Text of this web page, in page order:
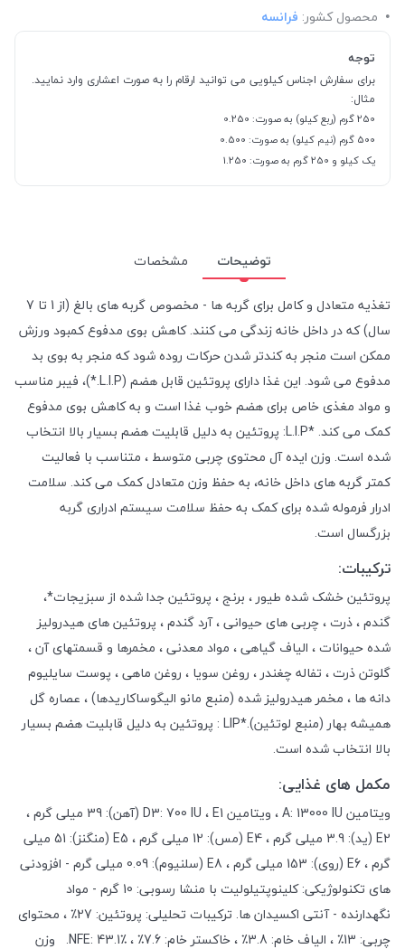
محصول کشور: فرانسه
توجه
برای سفارش اجناس کیلویی می توانید ارقام را به صورت اعشاری وارد نمایید.
مثال:
250 گرم (ربع کیلو) به صورت: 0.250
500 گرم (نیم کیلو) به صورت: 0.500
یک کیلو و 250 گرم به صورت: 1.250
توضیحات
مشخصات
تغذیه متعادل و کامل برای گربه ها - مخصوص گربه های بالغ (از 1 تا 7
سال) که در داخل خانه زندگی می کنند. کاهش بوی مدفوع کمبود ورزش
ممکن است منجر به کندتر شدن حرکات روده شود که منجر به بوی بد
مدفوع می شود. این غذا دارای پروتئین قابل هضم (L.I.P.*)، فیبر مناسب
و مواد مغذی خاص برای هضم خوب غذا است و به کاهش بوی مدفوع
کمک می کند. *L.I.P: پروتئین به دلیل قابلیت هضم بسیار بالا انتخاب
شده است. وزن ایده آل محتوی چربی متوسط ، متناسب با فعالیت
کمتر گربه های داخل خانه، به حفظ وزن متعادل کمک می کند. سلامت
ادرار فرموله شده برای کمک به حفظ سلامت سیستم ادراری گربه
بزرگسال است.
ترکیبات:
پروتئین خشک شده طیور ، برنج ، پروتئین جدا شده از سبزیجات*،
گندم ، ذرت ، چربی های حیوانی ، آرد گندم ، پروتئین های هیدرولیز
شده حیوانات ، الیاف گیاهی ، مواد معدنی ، مخمرها و قسمتهای آن ،
گلوتن ذرت ، تفاله چغندر ، روغن سویا ، روغن ماهی ، پوست سایلیوم
دانه ها ، مخمر هیدرولیز شده (منبع مانو الیگوساکاریدها) ، عصاره گل
همیشه بهار (منبع لوتئین).*LIP : پروتئین به دلیل قابلیت هضم بسیار
بالا انتخاب شده است.
مکمل های غذایی:
ویتامین A: 13000 IU ، ویتامین D3: 700 IU ، E1 (آهن): 39 میلی گرم ،
E2 (ید): 3.9 میلی گرم ، E4 (مس): 12 میلی گرم ، E5 (منگنز): 51 میلی
گرم ، E6 (روی): 153 میلی گرم ، E8 (سلنیوم): 0.09 میلی گرم - افزودنی
های تکنولوژیکی: کلینوپتیلولیت با منشا رسوبی: 10 گرم - مواد
نگهدارنده - آنتی اکسیدان ها. ترکیبات تحلیلی: پروتئین: 27٪ ، محتوای
چربی: 13٪ ، الیاف خام: 3.8٪ ، خاکستر خام: 7.6٪ ، NFE: 43.1٪. وزن